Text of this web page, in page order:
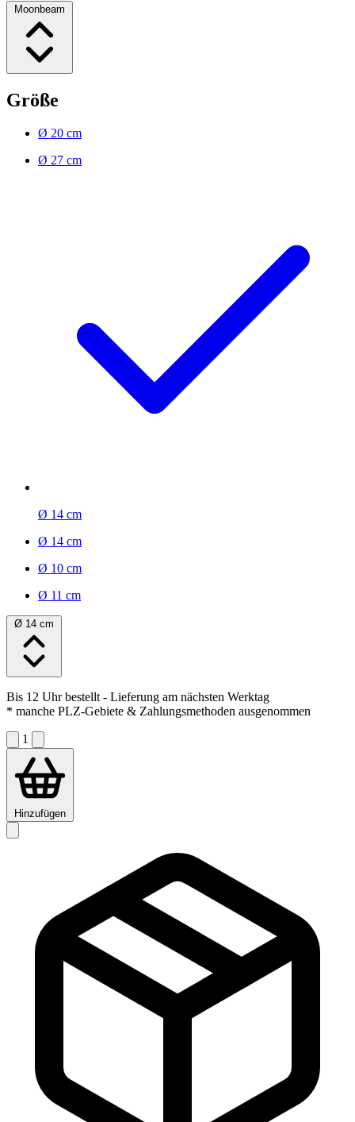
Moonbeam
Größe
Ø 20 cm
Ø 27 cm
Ø 14 cm
Ø 14 cm
Ø 10 cm
Ø 11 cm
Ø 14 cm
Bis 12 Uhr bestellt- Lieferung am nächsten Werktag
* manche PLZ-Gebiete & Zahlungsmethoden ausgenommen
1
Hinzufügen